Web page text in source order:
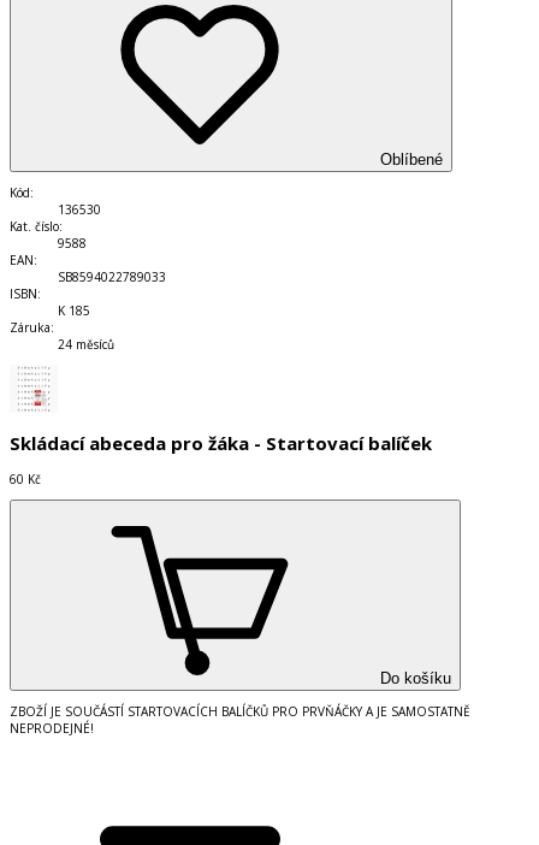
Oblíbené
Kód:
136530
Kat. číslo:
9588
EAN:
SB8594022789033
ISBN:
K 185
Záruka:
24 měsíců
Skládací abeceda pro žáka - Startovací balíček
60 Kč
Do košíku
ZBOŽÍ JE SOUČÁSTÍ STARTOVACÍCH BALÍČKŮ PRO PRVŇÁČKY A JE SAMOSTATNĚ
NEPRODEJNÉ!